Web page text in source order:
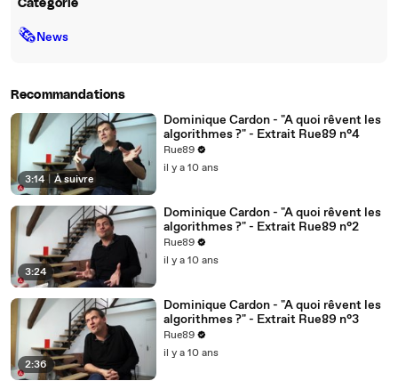
Catégorie
🗞News
Recommandations
3:14 À suivre
Dominique Cardon - "A quoi rêvent les
algorithmes ?" - Extrait Rue89 n°4
Rue89
il y a 10 ans
3:24
Dominique Cardon - "A quoi rêvent les
algorithmes ?" - Extrait Rue89 n°2
Rue89
il y a 10 ans
2:36
Dominique Cardon - "A quoi rêvent les
algorithmes ?" - Extrait Rue89 n°3
Rue89
il y a 10 ans